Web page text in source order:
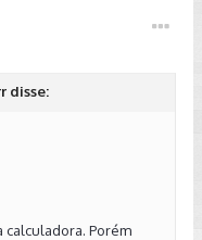
disse:
calculadora. Porém